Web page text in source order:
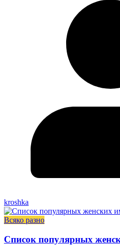
kroshka
Всяко разно
Список популярных